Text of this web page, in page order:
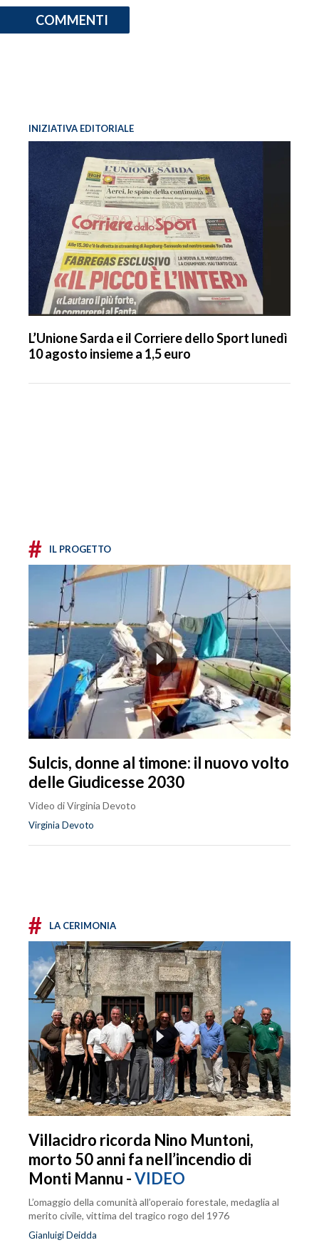
COMMENTI
INIZIATIVA EDITORIALE
L’Unione Sarda e il Corriere dello Sport lunedì
10 agosto insieme a 1,5 euro
# IL PROGETTO
Sulcis, donne al timone: il nuovo volto
delle Giudicesse 2030
Video di Virginia Devoto
Virginia Devoto
# LA CERIMONIA
Villacidro ricorda Nino Muntoni,
morto 50 anni fa nell’incendio di
Monti Mannu -VIDEO
L’omaggio della comunità all’operaio forestale, medaglia al
merito civile, vittima del tragico rogo del 1976
Gianluigi Deidda